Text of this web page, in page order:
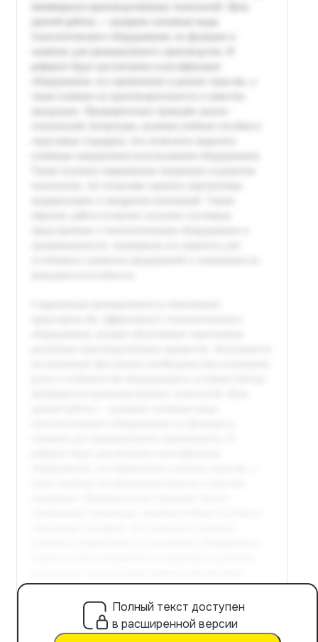
Полный текст доступен
в расширенной версии